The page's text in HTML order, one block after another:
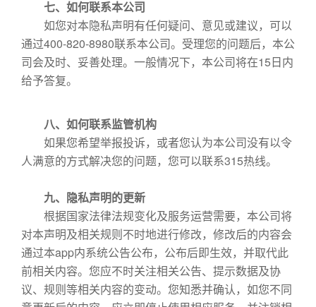
七、如何联系本公司
如您对本隐私声明有任何疑问、意见或建议，可以
通过400-820-8980联系本公司。受理您的问题后，本公
司会及时、妥善处理。一般情况下，本公司将在15日内
给予答复。
八、如何联系监管机构
如果您希望举报投诉，或者您认为本公司没有以令
人满意的方式解决您的问题，您可以联系315热线。
九、隐私声明的更新
根据国家法律法规变化及服务运营需要，本公司将
对本声明及相关规则不时地进行修改，修改后的内容会
通过本app内系统公告公布，公布后即生效，并取代此
前相关内容。您应不时关注相关公告、提示数据及协
议、规则等相关内容的变动。您知悉并确认，如您不同